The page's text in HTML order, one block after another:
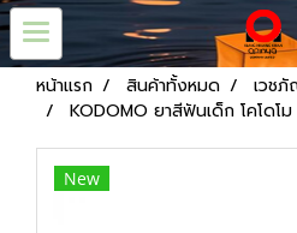
หน้าแรก สินค้าทั้งหมด เวช
KODOMO ยาสีฟันเด็ก โคโด
New